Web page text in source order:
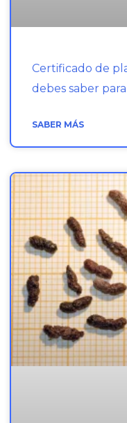
Certificado de
debes saber
SABER MÁS